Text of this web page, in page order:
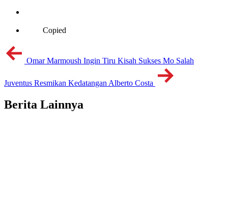
Copied
Omar Marmoush Ingin Tiru Kisah Sukses Mo Salah
Juventus Resmikan Kedatangan Alberto Costa
Berita Lainnya